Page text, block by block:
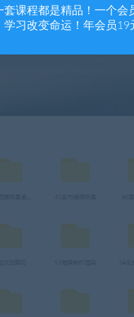
套课程都是精品！一个会
学习改变命运！年会员19